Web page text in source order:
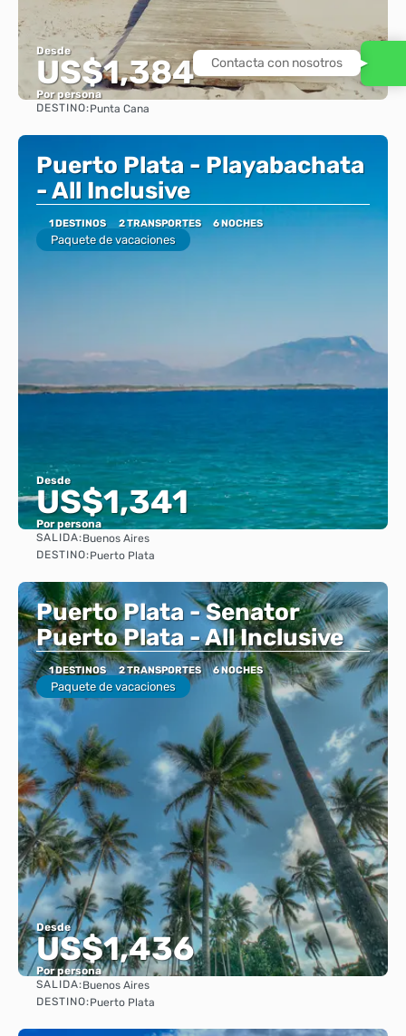
Desde
US$1,384
Por persona
DESTINO:Punta Cana
Puerto Plata - Playabachata
- All Inclusive
1 DESTINOS 2 TRANSPORTES 6 NOCHES
Paquete de vacaciones
Desde
US$1,341
Por persona
SALIDA:Buenos Aires
DESTINO:Puerto Plata
Puerto Plata - Senator
Puerto Plata - All Inclusive
1 DESTINOS 2 TRANSPORTES 6 NOCHES
Paquete de vacaciones
Desde
US$1,436
Por persona
SALIDA:Buenos Aires
DESTINO:Puerto Plata
Contacta con nosotros